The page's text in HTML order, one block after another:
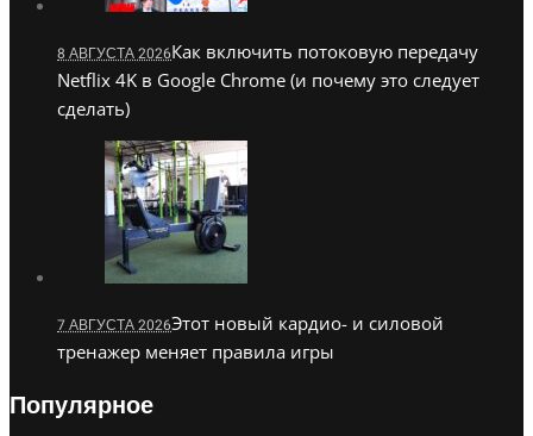
8 АВГУСТА 2026Как включить потоковую передачу
Netflix 4K в Google Chrome (и почему это следует
сделать)
7 АВГУСТА 2026Этот новый кардио- и силовой
тренажер меняет правила игры
Популярное